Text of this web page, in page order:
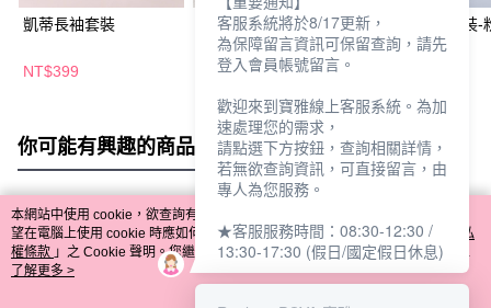
凱蒂長袖套裝
NT$399
寶可夢短袖套裝
NT$399
美樂蒂短袖套裝-
你可能有興趣的商品 全站排行
熱門標籤
本網站中使用 cookie，欲查詢有關本網站使用 cookie 方式之詳情，及若您不希
望在電腦上使用 cookie 時應如何變更電腦的 cookie 設定，請參閱本網站「
隱私
權條款 」之 Cookie 聲明。您繼續使用本網站即表示您同意本公司得按本網站使
用條款之 Cookie 聲明使用 cookie。
了解更多 >
客服系統將於8/17更新，
為保障留言資訊可保留查詢，請先
登入會員帳號留言。
歡迎來到寶雅線上客服系統。為加
速處理您的需求，
請點選下方按鈕，查詢相關詳情，
若無欲查詢資訊，可直接留言，由
專人為您服務。
★客服服務時間：08:30-12:30 /
13:30-17:30 (假日/國定假日休息)